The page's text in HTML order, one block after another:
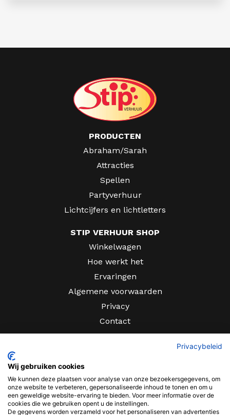
PRODUCTEN
Abraham/Sarah
Attracties
Spellen
Partyverhuur
Lichtcijfers en lichtletters
STIP VERHUUR SHOP
Winkelwagen
Hoe werkt het
Ervaringen
Algemene voorwaarden
Privacy
Contact
Sir Rowland Hillstraat 10
Tiel
0344 - 631 372
Privacybeleid
Wij gebruiken cookies
We kunnen deze plaatsen voor analyse van onze bezoekersgegevens, om
onze website te verbeteren, gepersonaliseerde inhoud te tonen en om u
een geweldige website-ervaring te bieden. Voor meer informatie over de
cookies die we gebruiken opent u de instellingen.
De gegevens worden verzameld voor het personaliseren van advertenties